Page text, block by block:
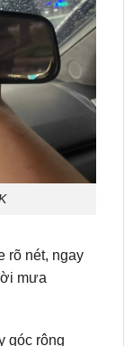
nét, ngay